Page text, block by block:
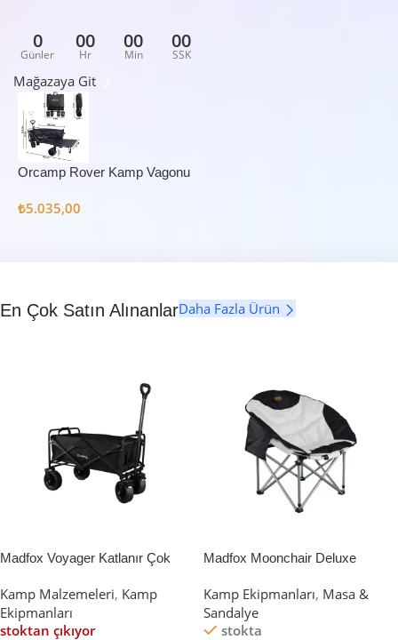
0
Günler
00
Hr
00
Min
00
SSK
Mağazaya Git
Orcamp Rover Kamp Vagonu
₺5.035,00
En Çok Satın AlınanlarDaha Fazla Ürün
Madfox Voyager Katlanır Çok
[Vagon] BLACK
Kamp Malzemeleri, Kamp
Ekipmanları
stoktan çıkıyor
Madfox Moonchair Deluxe
Siyah/Gri
Kamp Ekipmanları, Masa &
Sandalye
stokta